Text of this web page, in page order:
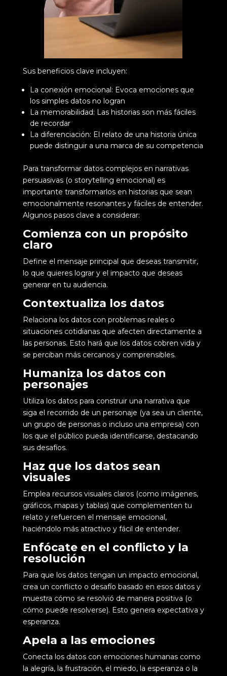
Sus beneficios clave incluyen:
La conexión emocional: Evoca emociones que
los simples datos no logran
La memorabilidad: Las historias son más fáciles
de recordar
La diferenciación: El relato de una historia única
puede distinguir a una marca de su competencia
Para transformar datos complejos en narrativas
persuasivas (o storytelling emocional) es
importante transformarlos en historias que sean
emocionalmente resonantes y fáciles de entender.
Algunos pasos clave a considerar:
Comienza con un propósito
claro
Define el mensaje principal que deseas transmitir,
lo que quieres lograr y el impacto que deseas
generar en tu audiencia.
Contextualiza los datos
Relaciona los datos con problemas reales o
situaciones cotidianas que afecten directamente a
las personas. Esto hará que los datos cobren vida y
se perciban más cercanos y comprensibles.
Humaniza los datos con
personajes
Utiliza los datos para construir una narrativa que
siga el recorrido de un personaje (ya sea un cliente,
un grupo de personas o incluso una empresa) con
los que el público pueda identificarse, destacando
sus desafíos.
Haz que los datos sean
visuales
Emplea recursos visuales claros (como imágenes,
gráficos, mapas y tablas) que complementen tu
relato y refuercen el mensaje emocional,
haciéndolo más atractivo y fácil de entender.
Enfócate en el conflicto y la
resolución
Para que los datos tengan un impacto emocional,
crea un conflicto o desafío basado en esos datos y
muestra cómo se resolvió de manera positiva (o
cómo puede resolverse). Esto genera expectativa y
esperanza.
Apela a las emociones
Conecta los datos con emociones humanas como
la alegría, la frustración, el miedo, la esperanza o la